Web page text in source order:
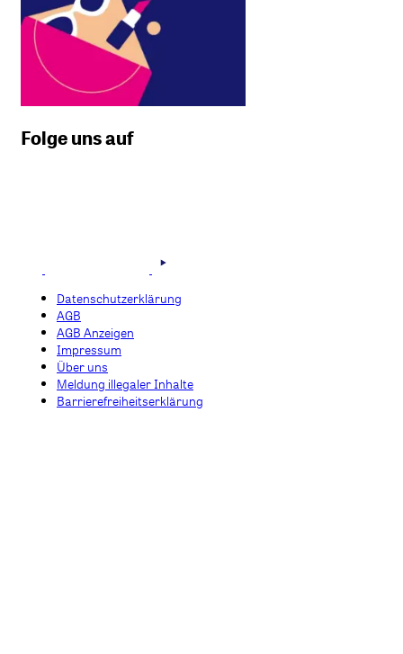
Folge uns auf
Datenschutzerklärung
AGB
AGB Anzeigen
Impressum
Über uns
Meldung illegaler Inhalte
Barrierefreiheitserklärung